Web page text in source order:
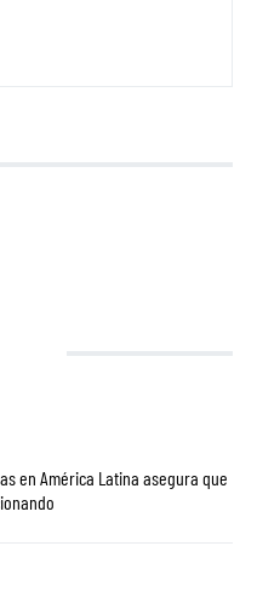
en América Latina asegura que